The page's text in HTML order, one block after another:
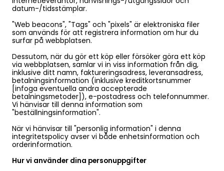
datum-/tidsstämplar.
"Web beacons", "Tags" och "pixels" är elektroniska filer
som används för att registrera information om hur du
surfar på webbplatsen.
Dessutom, när du gör ett köp eller försöker göra ett köp
via webbplatsen, samlar vi in ​​viss information från dig,
inklusive ditt namn, faktureringsadress, leveransadress,
betalningsinformation (inklusive kreditkortsnummer
[infoga eventuella andra accepterade
betalningsmetoder]), e-postadress och telefonnummer.
Vi hänvisar till denna information som
"beställningsinformation".
När vi hänvisar till "personlig information" i denna
integritetspolicy avser vi både enhetsinformation och
orderinformation.
Hur vi använder dina personuppgifter